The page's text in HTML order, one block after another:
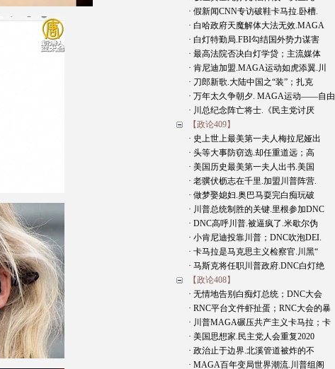
· 假新闻CNN专访破鞋卡马拉.卧槽.
· 白哈政府天魔解体大法无效.MAGA
· 白灯特勤局.FBI勾结国外势力谋害
· 最高法院否决白灯学贷；主流媒体
· 肯尼迪加盟.MAGA运动如虎添翼.川
· 刀郎新歌.大陆中国之“装”；扎克
· 万年太久争朝夕. MAGA运动——自由
· 川总纪念阵亡将士.《民主党讨厌
【政论409】
· 史上世上最美第一夫人梅拉尼娅出
· 头等大事防窃选.却任重道远；高
· 美国历史最美第一夫人出书.美国
· 老骥伏枥志在千里.加盟川普阵营.
· 做梦娶媳妇.奥巴马耍完白痴玩破
· 川普总统制胜的关键.里根参加DNC
· DNC高呼川普.被逼疯了.米歇尔伪
· 小肯尼迪投靠川普；DNC吹泡DEI.
· 卡马拉是马克思主义检察官.川黑“
· 马斯克将任职川普政府.DNC白灯绝
【政论408】
· 无情地告别白痴灯总统；DNC大会
· RNC平台文件虾扯蛋；RNC大会的暴
· 川普MAGA碾压共产主义卡马拉；卡
· 美国思想家.民主党人会重复2020
· 政治止于边界.北溪管道被炸的不
· MAGA百年变局世界潮流.川普组阁